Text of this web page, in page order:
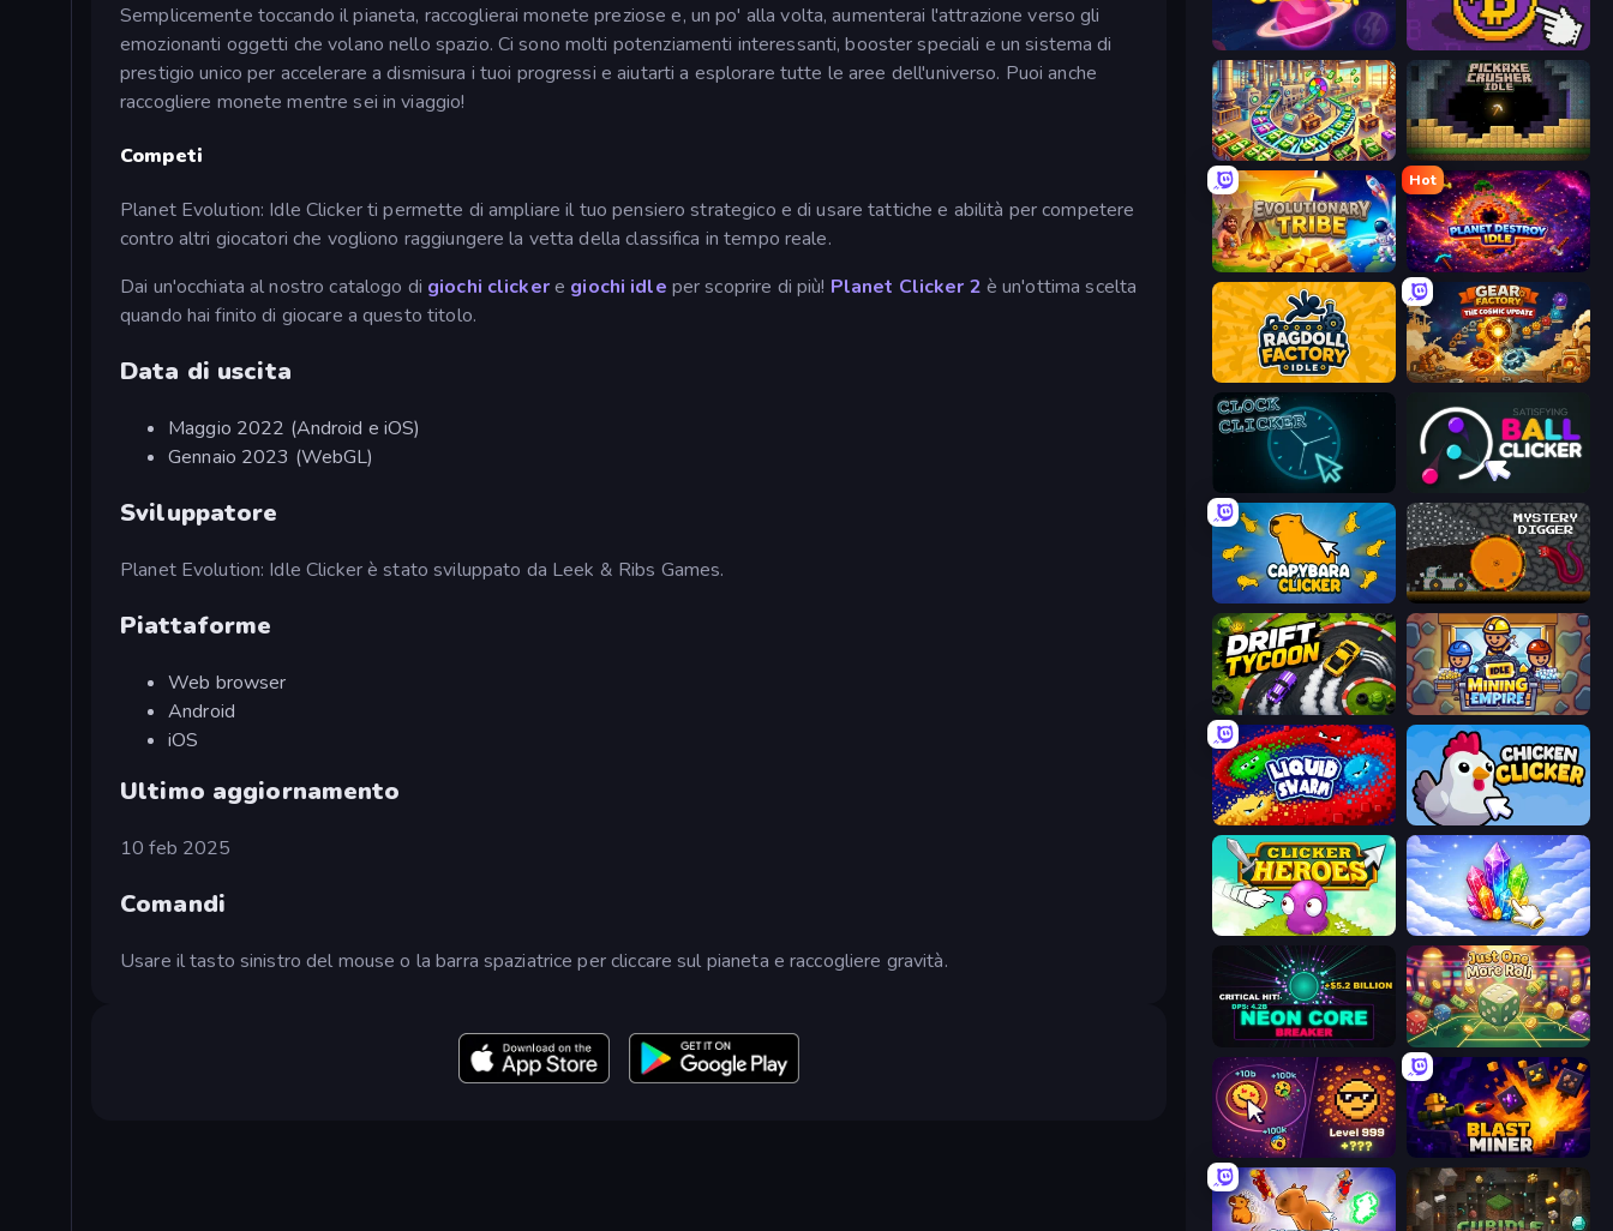
Semplicemente toccando il pianeta, raccoglierai monete preziose e, un po' alla volta, aumenterai l'attrazione verso gli
emozionanti oggetti che volano nello spazio. Ci sono molti potenziamenti interessanti, booster speciali e un sistema di
prestigio unico per accelerare a dismisura i tuoi progressi e aiutarti a esplorare tutte le aree dell'universo. Puoi anche
raccogliere monete mentre sei in viaggio!
Competi
Planet Evolution: Idle Clicker ti permette di ampliare il tuo pensiero strategico e di usare tattiche e abilità per competere
contro altri giocatori che vogliono raggiungere la vetta della classifica in tempo reale.
Dai un'occhiata al nostro catalogo di giochi clickere giochi idle per scoprire di più! Planet Clicker 2 è un'ottima scelta
quando hai finito di giocare a questo titolo.
Data di uscita
Maggio 2022 (Android e iOS)
Gennaio 2023 (WebGL)
Sviluppatore
Planet Evolution: Idle Clicker è stato sviluppato da Leek & Ribs Games.
Piattaforme
Web browser
Android
iOS
Ultimo aggiornamento
10 feb 2025
Comandi
Usare il tasto sinistro del mouse o la barra spaziatrice per cliccare sul pianeta e raccogliere gravità.
Galaxy Clicker Money Maker
Money Factory: Tycoon Idle Game Pickaxe Crusher Idle
Evolutionary Tribe
Hot
Planet Destroy Idle
Ragdoll Factory Idle Gear Factory
Clock Clicker Satisfying Ball Clicker
Capybara Clicker Mystery Digger
Drift Tycoon Idle Mining Empire
Liquid Swarm Chicken Clicker
Clicker Heroes Crystalia Idle Clicker
Neon Core Breaker Just One More Roll
Dominate All Shapes Blast Miner